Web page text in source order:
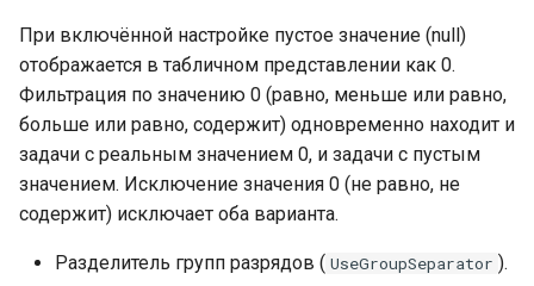
При включённой настройке пустое значение (null)
отображается в табличном представлении как 0.
Фильтрация по значению 0 (равно, меньше или равно,
больше или равно, содержит) одновременно находит и
задачи с реальным значением 0, и задачи с пустым
значением. Исключение значения 0 (не равно, не
содержит) исключает оба варианта.
Разделитель групп разрядов ( UseGroupSeparator ).